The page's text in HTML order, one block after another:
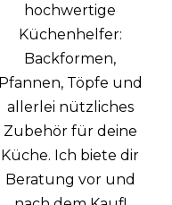
hochwertige
Küchenhelfer:
Backformen,
Pfannen, Töpfe und
allerlei nützliches
Zubehör für deine
Küche. Ich biete dir
Beratung vor und